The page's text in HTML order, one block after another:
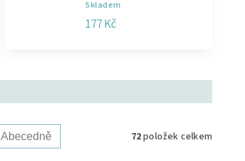
Skladem
177 Kč
Abecedně 72položek celkem